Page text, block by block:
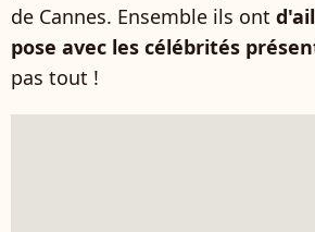
de Cannes. Ensemble ils ont
pose avec les célébrités
pas tout !